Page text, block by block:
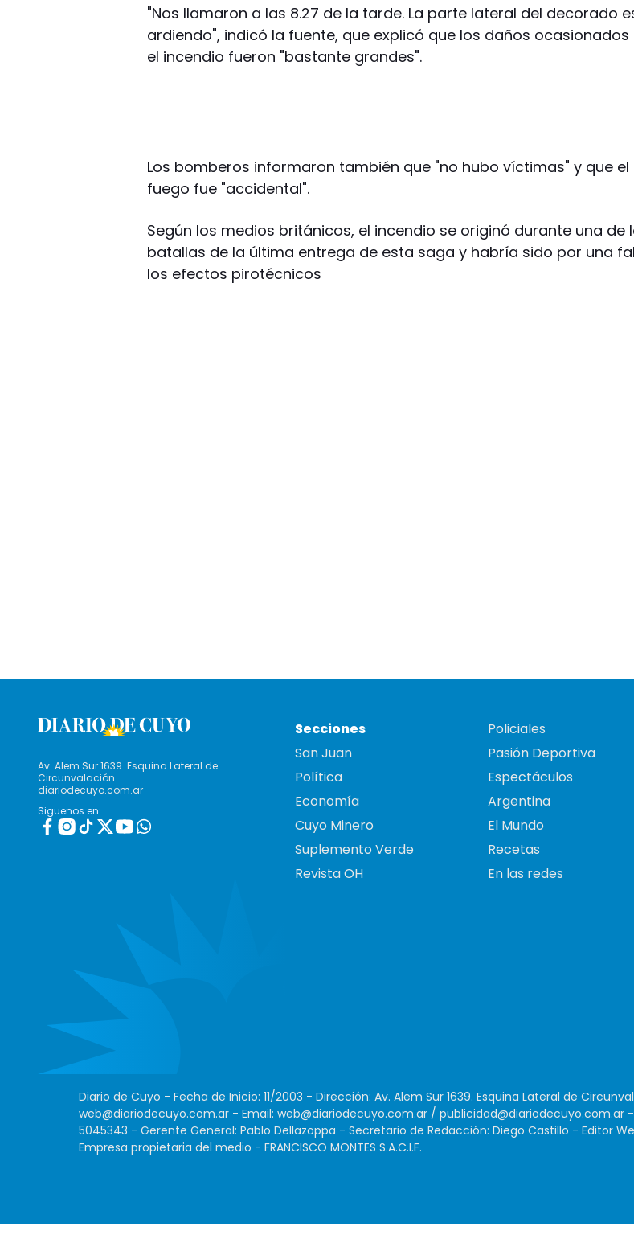
"Nos llamaron a las 8.27 de la tarde. La parte lateral del decorado
ardiendo", indicó la fuente, que explicó que los daños ocasionados
el incendio fueron "bastante grandes".
Los bomberos informaron también que "no hubo víctimas" y que el
fuego fue "accidental".
Según los medios británicos, el incendio se originó durante una de
batallas de la última entrega de esta saga y habría sido por una
los efectos pirotécnicos
Av. Alem Sur 1639. Esquina Lateral de
Circunvalación
diariodecuyo.com.ar
Siguenos en:
Secciones
San Juan
Política
Economía
Cuyo Minero
Suplemento Verde
Revista OH
Policiales
Pasión Deportiva
Espectáculos
Argentina
El Mundo
Recetas
En las redes
Diario de Cuyo - Fecha de Inicio: 11/2003 - Dirección: Av. Alem Sur 1639. Esquina Lateral de
web@diariodecuyo.com.ar - Email: web@diariodecuyo.com.ar / publicidad@diariodecuyo.com.ar -
5045343 - Gerente General: Pablo Dellazoppa - Secretario de Redacción: Diego Castillo - Editor
Empresa propietaria del medio - FRANCISCO MONTES S.A.C.I.F.